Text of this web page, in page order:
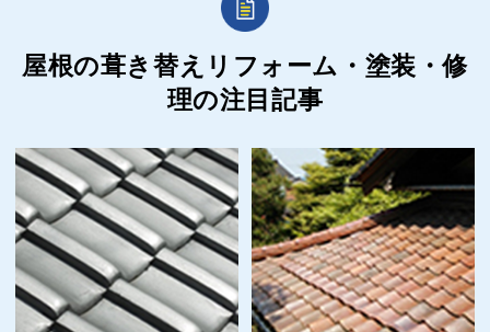
屋根の葺き替えリフォーム・塗装・修
理の注目記事